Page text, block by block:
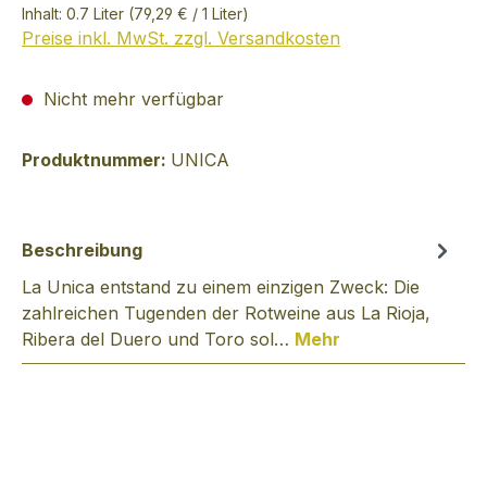
Inhalt: 0.7 Liter (79,29 € / 1 Liter)
Preise inkl. MwSt. zzgl. Versandkosten
Nicht mehr verfügbar
Produktnummer: UNICA
Beschreibung
La Unica entstand zu einem einzigen Zweck: Die
zahlreichen Tugenden der Rotweine aus La Rioja,
Ribera del Duero und Toro sol… Mehr